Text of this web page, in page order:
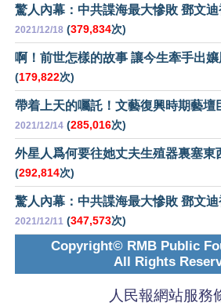
驚人內幕：中共諜海最大慘敗 鄧文
2021/12/18 (379,834次)
啊！前世怎樣的故事 讓今生牽手出孃
(179,822次)
帶着上天的囑託！文藝復興時期藝壇
2021/12/14 (285,016次)
外星人爲何要往她丈夫生殖器裏塞東
(292,814次)
驚人內幕：中共諜海最大慘敗 鄧文
2021/12/11 (347,573次)
Copyright© RMB Public
All Rights
人民報網站服務